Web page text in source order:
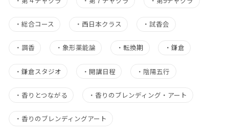
・ 総合コース ・ 西日本クラス ・試香会
・ 調香 ・ 象形薬能論 ・転換期 ・ 鎌倉
・ 鎌倉スタジオ ・開講日程 ・ 陰陽五行
・ 香りとつながる ・ 香りのブレンディング・アート
・ 香りのブレンディングアート